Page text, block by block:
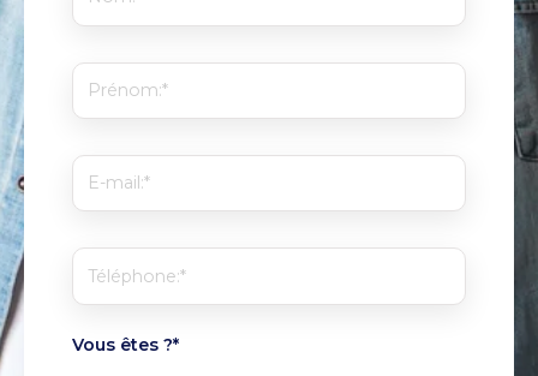
Vous êtes ?*